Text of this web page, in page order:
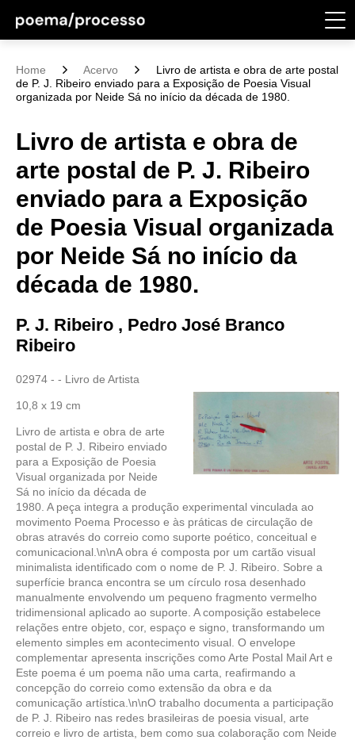
Home Acervo
Livro de artista e obra de arte postal
de P. J. Ribeiro enviado para a Exposição de Poesia Visual
organizada por Neide Sá no início da década de 1980.
Livro de artista e obra de
arte postal de P. J. Ribeiro
enviado para a Exposição
de Poesia Visual organizada
por Neide Sá no início da
década de 1980.
P. J. Ribeiro , Pedro José Branco
Ribeiro
02974 - - Livro de Artista
10,8 x 19 cm
Livro de artista e obra de arte
postal de P. J. Ribeiro enviado
para a Exposição de Poesia
Visual organizada por Neide
Sá no início da década de
1980. A peça integra a produção experimental vinculada ao
movimento Poema Processo e às práticas de circulação de
obras através do correio como suporte poético, conceitual e
comunicacional.\n\nA obra é composta por um cartão visual
minimalista identificado com o nome de P. J. Ribeiro. Sobre a
superfície branca encontra se um círculo rosa desenhado
manualmente envolvendo um pequeno fragmento vermelho
tridimensional aplicado ao suporte. A composição estabelece
relações entre objeto, cor, espaço e signo, transformando um
elemento simples em acontecimento visual. O envelope
complementar apresenta inscrições como Arte Postal Mail Art e
Este poema é um poema não uma carta, reafirmando a
concepção do correio como extensão da obra e da
comunicação artística.\n\nO trabalho documenta a participação
de P. J. Ribeiro nas redes brasileiras de poesia visual, arte
correio e livro de artista, bem como sua colaboração com Neide